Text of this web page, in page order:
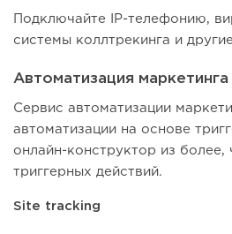
Подключайте IP-телефонию,
системы коллтрекинга и
Автоматизация маркетинга
Сервис автоматизации
автоматизации на основе
онлайн-конструктор из более,
триггерных действий.
Site tracking